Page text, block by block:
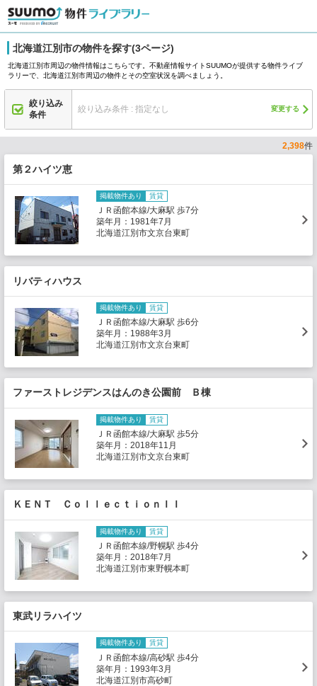
北海道江別市の物件を探す(3ページ)
北海道江別市周辺の物件情報はこちらです。不動産情報サイトSUUMOが提供する物件ライブ
ラリーで、北海道江別市周辺の物件とその空室状況を調べましょう。
絞り込み
条件
絞り込み条件 : 指定なし 変更する
2,398件
第２ハイツ恵
掲載物件あり 賃貸
ＪＲ函館本線/大麻駅 歩7分
築年月：1981年7月
北海道江別市文京台東町
リバティハウス
掲載物件あり 賃貸
ＪＲ函館本線/大麻駅 歩6分
築年月：1988年3月
北海道江別市文京台東町
ファーストレジデンスはんのき公園前 Ｂ棟
掲載物件あり 賃貸
ＪＲ函館本線/大麻駅 歩5分
築年月：2018年11月
北海道江別市文京台東町
ＫＥＮＴ ＣｏｌｌｅｃｔｉｏｎＩＩ
掲載物件あり 賃貸
ＪＲ函館本線/野幌駅 歩4分
築年月：2018年7月
北海道江別市東野幌本町
東武リラハイツ
掲載物件あり 賃貸
ＪＲ函館本線/高砂駅 歩4分
築年月：1993年3月
北海道江別市高砂町